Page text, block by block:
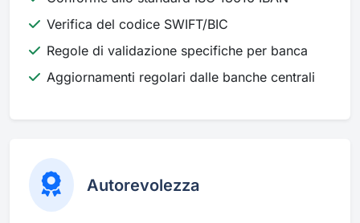
Verifica del codice SWIFT/BIC
Regole di validazione specifiche per banca
Aggiornamenti regolari dalle banche centrali
Autorevolezza